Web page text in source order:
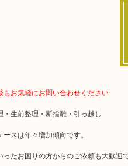
もお気軽にお問い合わせください
・生前整理・断捨離・引っ越し
スは年々増加傾向です。
ったお困りの方からのご依頼も大歓迎で